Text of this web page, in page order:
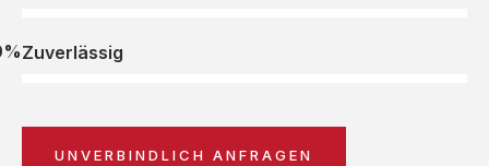
Zuverlässig
UNVERBINDLICH ANFRAGEN